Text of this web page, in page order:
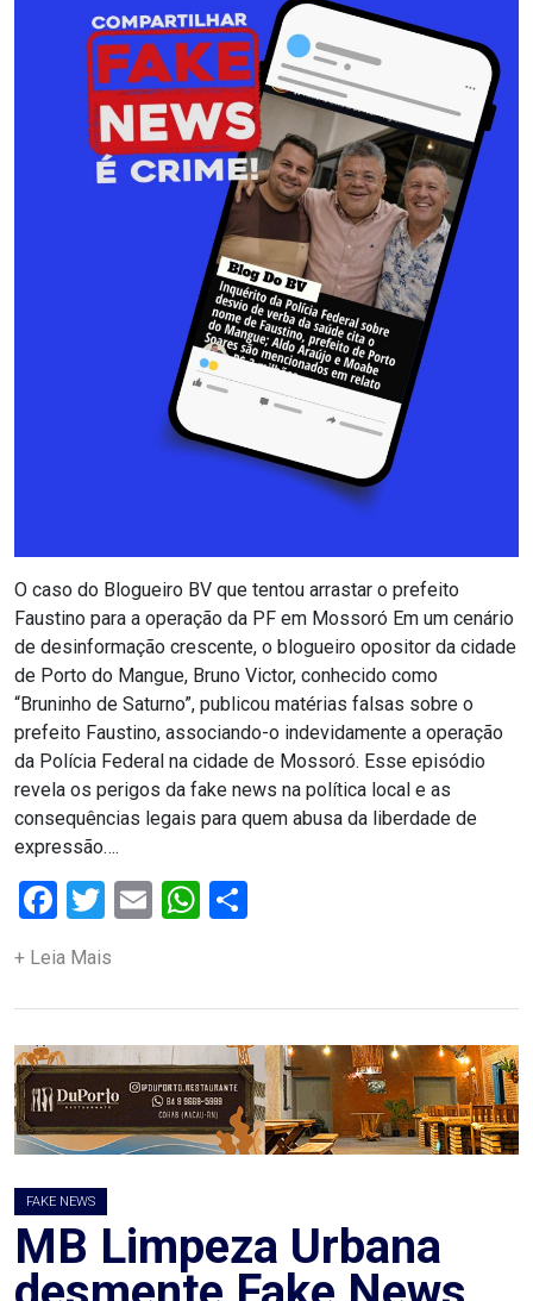
ASSEMBLEIA
ASSEMBLEIA
LEGISLATIVA
ASSISTÊNCIA
MÉDICA
BASTIDORES
Blog
BRASIL
CÂMARA
DE
GUAMARÉ
CÂMARA
DE
MACAU
CÂMARA
DE
NATAL
O caso do Blogueiro BV que tentou arrastar o prefeito
Faustino para a operação da PF em Mossoró Em um cenário
de desinformação crescente, o blogueiro opositor da cidade
de Porto do Mangue, Bruno Victor, conhecido como
“Bruninho de Saturno”, publicou matérias falsas sobre o
prefeito Faustino, associando-o indevidamente a operação
da Polícia Federal na cidade de Mossoró. Esse episódio
revela os perigos da fake news na política local e as
consequências legais para quem abusa da liberdade de
expressão….
Facebook
Twitter
EmailWhatsApp
+ Leia Mais
FAKE NEWS
MB Limpeza Urbana